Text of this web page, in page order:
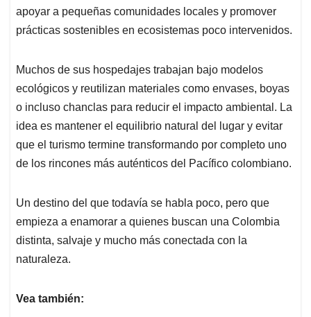
apoyar a pequeñas comunidades locales y promover
prácticas sostenibles en ecosistemas poco intervenidos.
Muchos de sus hospedajes trabajan bajo modelos
ecológicos y reutilizan materiales como envases, boyas
o incluso chanclas para reducir el impacto ambiental. La
idea es mantener el equilibrio natural del lugar y evitar
que el turismo termine transformando por completo uno
de los rincones más auténticos del Pacífico colombiano.
Un destino del que todavía se habla poco, pero que
empieza a enamorar a quienes buscan una Colombia
distinta, salvaje y mucho más conectada con la
naturaleza.
Vea también: